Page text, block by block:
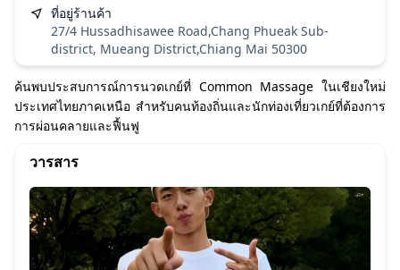
ที่อยู่ร้านค้า
27/4 Hussadhisawee Road,Chang Phueak Sub-
district, Mueang District,Chiang Mai 50300
ค้นพบประสบการณ์การนวดเกย์ที่ Common Massage ในเชียงใหม่
ประเทศไทยภาคเหนือ สำหรับคนท้องถิ่นและนักท่องเที่ยวเกย์ที่ต้องการ
การผ่อนคลายและฟื้นฟู
วารสาร